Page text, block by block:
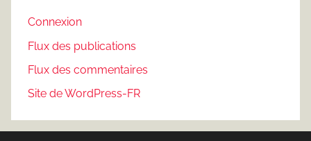
Connexion
Flux des publications
Flux des commentaires
Site de WordPress-FR